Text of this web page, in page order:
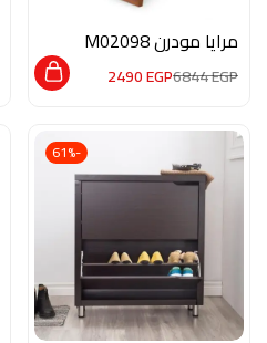
مرايا مودرن M02098
6844EGP
2490EGP
-61%